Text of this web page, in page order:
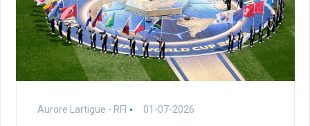
Aurore Lartigue - RFI 01-07-2026